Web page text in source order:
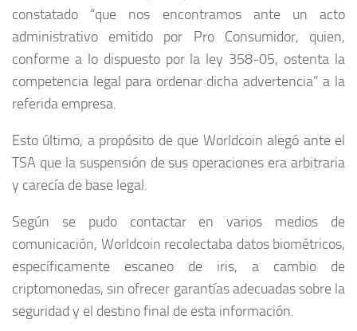
constatado “que nos encontramos ante un acto
administrativo emitido por Pro Consumidor, quien,
conforme a lo dispuesto por la ley 358-05, ostenta la
competencia legal para ordenar dicha advertencia” a la
referida empresa.
Esto último, a propósito de que Worldcoin alegó ante el
TSA que la suspensión de sus operaciones era arbitraria
y carecía de base legal.
Según se pudo contactar en varios medios de
comunicación, Worldcoin recolectaba datos biométricos,
específicamente escaneo de iris, a cambio de
criptomonedas, sin ofrecer garantías adecuadas sobre la
seguridad y el destino final de esta información.